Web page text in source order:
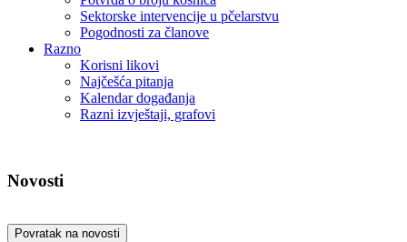
Sektorske intervencije u pčelarstvu
Pogodnosti za članove
Razno
Korisni likovi
Najčešća pitanja
Kalendar događanja
Razni izvještaji, grafovi
Novosti
Povratak na novosti